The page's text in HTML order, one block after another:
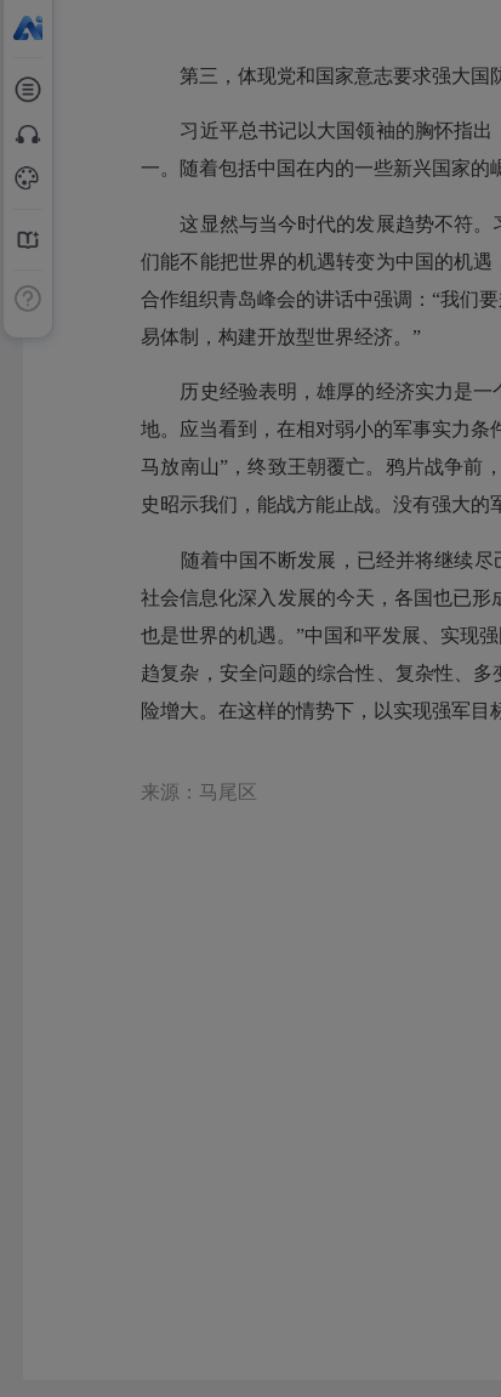
第三，体现党和国家意志要求强大国防
习近平总书记以大国领袖的胸怀指出
一。随着包括中国在内的一些新兴国家的
这显然与当今时代的发展趋势不符。
们能不能把世界的机遇转变为中国的机
合作组织青岛峰会的讲话中强调：“我们
易体制，构建开放型世界经济。”
历史经验表明，雄厚的经济实力是一
地。应当看到，在相对弱小的军事实力条
马放南山”，终致王朝覆亡。鸦片战争前
史昭示我们，能战方能止战。没有强大
随着中国不断发展，已经并将继续尽己
社会信息化深入发展的今天，各国也已形
也是世界的机遇。”中国和平发展、实现
趋复杂，安全问题的综合性、复杂性、
险增大。在这样的情势下，以实现强军目
来源：马尾区